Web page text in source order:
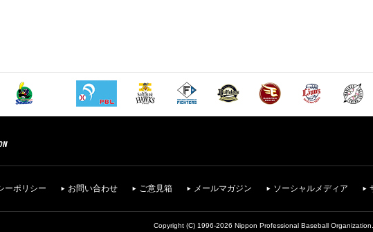
ーポリシー お問い合わせ ご意見箱 メールマガジン ソーシャルメディア
Copyright (C) 1996-2026 Nippon Professional Baseball Organization.